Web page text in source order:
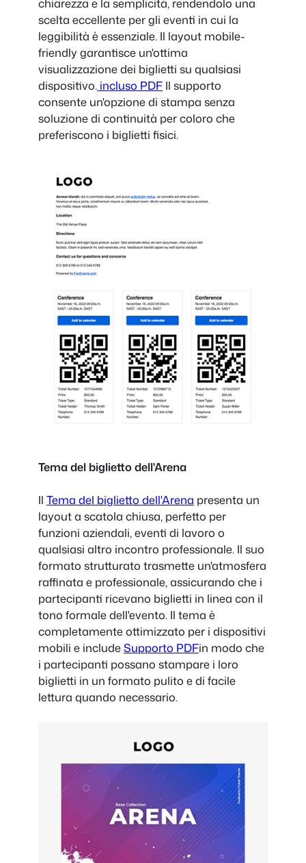
chiarezza e la semplicità, rendendolo una
scelta eccellente per gli eventi in cui la
leggibilità è essenziale. Il layout mobile-
friendly garantisce un'ottima
visualizzazione dei biglietti su qualsiasi
dispositivo. incluso PDF Il supporto
consente un'opzione di stampa senza
soluzione di continuità per coloro che
preferiscono i biglietti fisici.
Tema del biglietto dell'Arena
Il Tema del biglietto dell'Arena presenta un
layout a scatola chiusa, perfetto per
funzioni aziendali, eventi di lavoro o
qualsiasi altro incontro professionale. Il suo
formato strutturato trasmette un'atmosfera
raffinata e professionale, assicurando che i
partecipanti ricevano biglietti in linea con il
tono formale dell'evento. Il tema è
completamente ottimizzato per i dispositivi
mobili e includeSupporto PDFin modo che
i partecipanti possano stampare i loro
biglietti in un formato pulito e di facile
lettura quando necessario.